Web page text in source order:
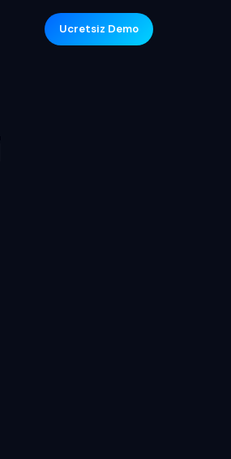
Ucretsiz Demo